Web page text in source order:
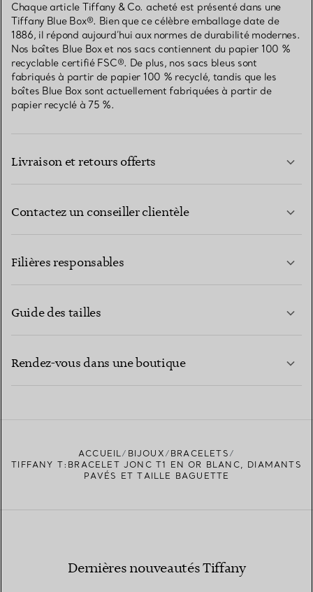
Chaque article Tiffany & Co. acheté est présenté dans une
Tiffany Blue Box®. Bien que ce célèbre emballage date de
1886, il répond aujourd’hui aux normes de durabilité modernes.
Nos boîtes Blue Box et nos sacs contiennent du papier 100 %
recyclable certifié FSC®. De plus, nos sacs bleus sont
fabriqués à partir de papier 100 % recyclé, tandis que les
boîtes Blue Box sont actuellement fabriquées à partir de
papier recyclé à 75 %.
Livraison et retours offerts
Contactez un conseiller clientèle
Filières responsables
Guide des tailles
Rendez-vous dans une boutique
TROUVEZ LA BOUTIQUE LA PLUS PROCHE
ACCUEIL BIJOUX
BRACELETS
TIFFANY T:BRACELET JONC T1 EN OR BLANC, DIAMANTS
PAVÉS ET TAILLE BAGUETTE
Dernières nouveautés Tiffany